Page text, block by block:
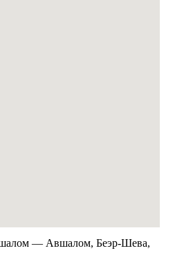
— Авшалом, Беэр-Шева,